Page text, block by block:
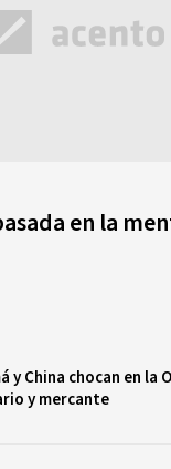
en la
y China chocan en la
y mercante